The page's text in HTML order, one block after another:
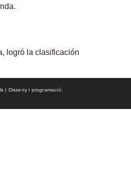
logró la clasificación
| Disseny i programació: